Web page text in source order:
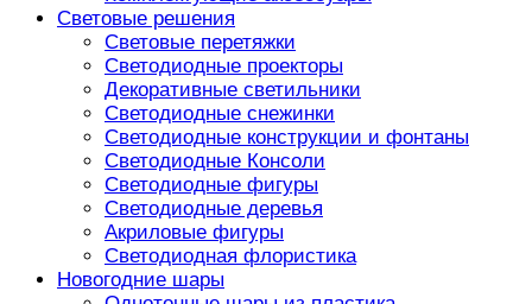
Световые решения
Световые перетяжки
Светодиодные проекторы
Декоративные светильники
Светодиодные снежинки
Светодиодные конструкции и фонтаны
Светодиодные Консоли
Светодиодные фигуры
Светодиодные деревья
Акриловые фигуры
Светодиодная флористика
Новогодние шары